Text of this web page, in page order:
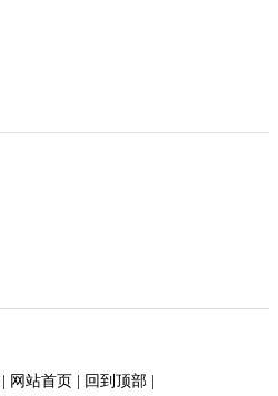
| 网站首页| 回到顶部|